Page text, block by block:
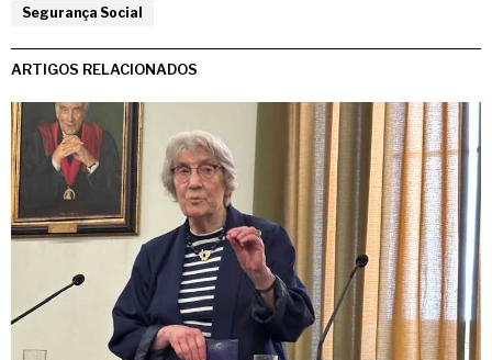
Segurança Social
ARTIGOS RELACIONADOS